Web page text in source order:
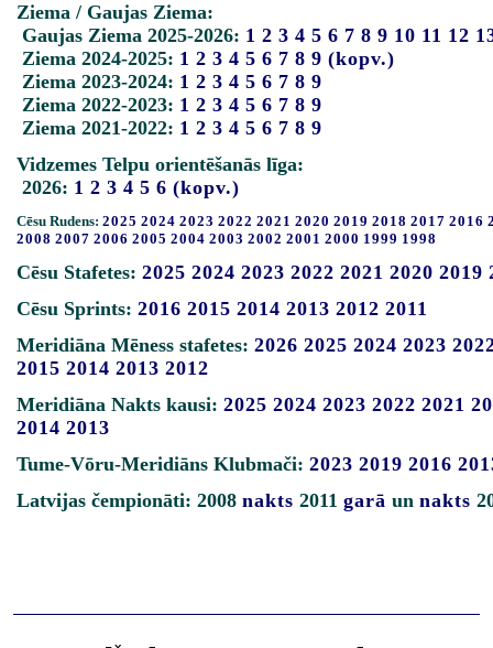
Ziema / Gaujas Ziema:
Gaujas Ziema 2025-2026: 1 2 3 4 5 6 7 8 9 10 11 12
Ziema 2024-2025: 1 2 3 4 5 6 7 8 9 (kopv.)
Ziema 2023-2024: 1 2 3 4 5 6 7 8 9
Ziema 2022-2023: 1 2 3 4 5 6 7 8 9
Ziema 2021-2022: 1 2 3 4 5 6 7 8 9
Vidzemes Telpu orientēšanās līga:
2026: 1 2 3 4 5 6 (kopv.)
Cēsu Rudens: 2025 2024 2023 2022 2021 2020 2019 2018 2017 2016
2008 2007 2006 2005 2004 2003 2002 2001 2000 1999 1998
Cēsu Stafetes: 2025 2024 2023 2022 2021 2020 2019
Cēsu Sprints: 2016 2015 2014 2013 2012 2011
Meridiāna Mēness stafetes: 2026 2025 2024 2023
2015 2014 2013 2012
Meridiāna Nakts kausi: 2025 2024 2023 2022 2021
2014 2013
Tume-Vōru-Meridiāns Klubmači: 2023 2019 2016
Latvijas čempionāti: 2008 nakts 2011 garā un nakts